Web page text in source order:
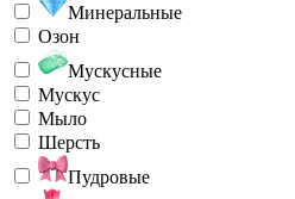
Минеральные
Озон
Мускусные
Мускус
Мыло
Шерсть
Пудровые